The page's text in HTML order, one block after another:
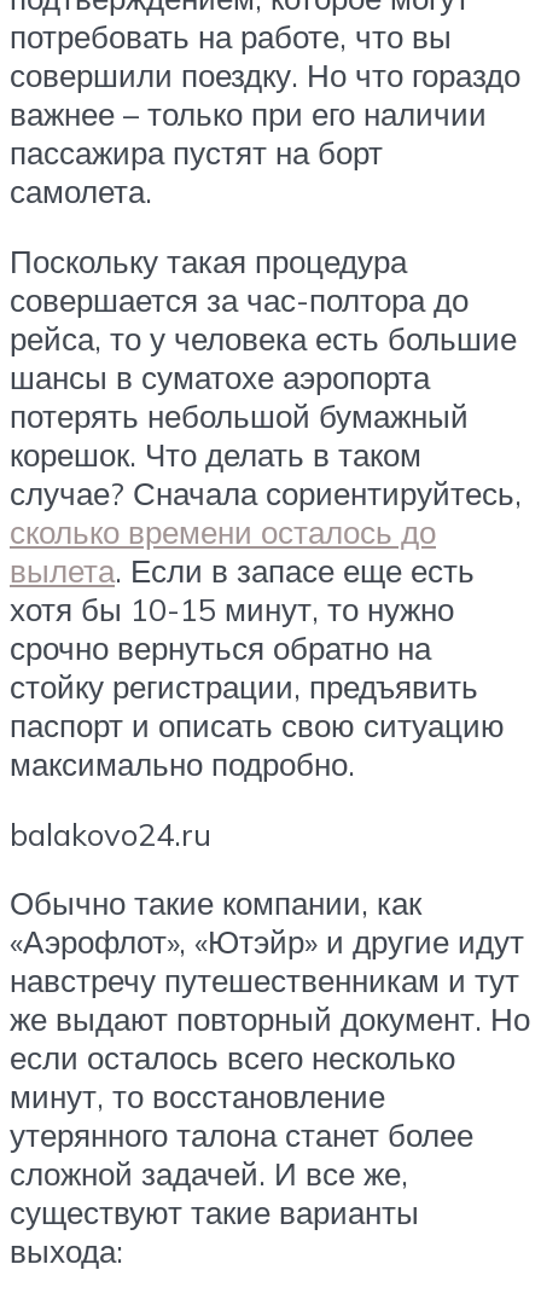
потребовать на работе, что вы
совершили поездку. Но что гораздо
важнее – только при его наличии
пассажира пустят на борт
самолета.
Поскольку такая процедура
совершается за час-полтора до
рейса, то у человека есть большие
шансы в суматохе аэропорта
потерять небольшой бумажный
корешок. Что делать в таком
случае? Сначала сориентируйтесь,
сколько времени осталось до
вылета. Если в запасе еще есть
хотя бы 10-15 минут, то нужно
срочно вернуться обратно на
стойку регистрации, предъявить
паспорт и описать свою ситуацию
максимально подробно.
balakovo24.ru
Обычно такие компании, как
«Аэрофлот», «Ютэйр» и другие идут
навстречу путешественникам и тут
же выдают повторный документ. Но
если осталось всего несколько
минут, то восстановление
утерянного талона станет более
сложной задачей. И все же,
существуют такие варианты
выхода: